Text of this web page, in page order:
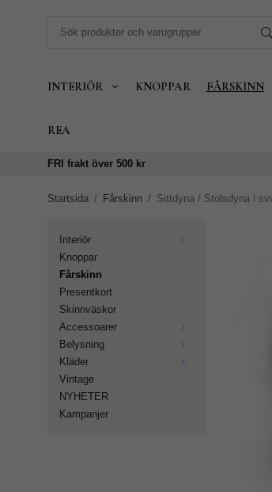
INTERIÖR KNOPPAR FÅRSKINN
REA
FRI frakt över 500 kr
Startsida / Fårskinn / Sittdyna / Stolsdyna i
Interiör
Knoppar
Fårskinn
Presentkort
Skinnväskor
Accessoarer
Belysning
Kläder
Vintage
NYHETER
Kampanjer